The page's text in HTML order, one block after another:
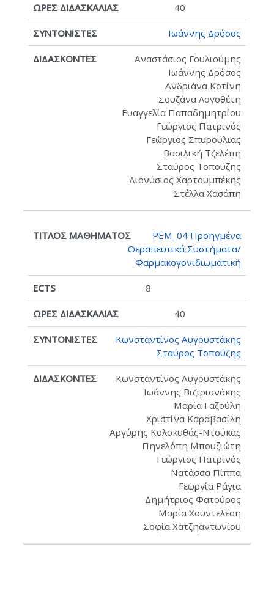
40
Ιωάννης Δρόσος
Αναστάσιος Γουλιούμης
Ιωάννης Δρόσος
Ανδριάνα Κοτίνη
Σουζάνα Λογοθέτη
Ευαγγελία Παπαδημητρίου
Γεώργιος Πατρινός
Γεώργιος Σπυρούλιας
Βασιλική Τζελέπη
Σταύρος Τοπούζης
Διονύσιος Χαρτουμπέκης
Στέλλα Χασάπη
PEM_04 Προηγμένα
Θεραπευτικά Συστήματα/
Φαρμακογονιδιωματική
8
40
Κωνσταντίνος Αυγουστάκης
Σταύρος Τοπούζης
Κωνσταντίνος Αυγουστάκης
Ιωάννης Βιζιριανάκης
Μαρία Γαζούλη
Χριστίνα Καραβασίλη
Αργύρης Κολοκυθάς-Ντούκας
Πηνελόπη Μπουζιώτη
Γεώργιος Πατρινός
Νατάσσα Πίππα
Γεωργία Ράγια
Δημήτριος Φατούρος
Μαρία Χουντελέση
Σοφία Χατζηαντωνίου